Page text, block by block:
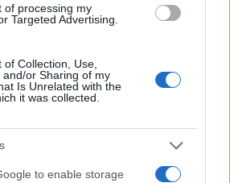
of processing my
Targeted Advertising.
Collection, Use,
and/or Sharing of my
Is Unrelated with the
it was collected.
to enable storage